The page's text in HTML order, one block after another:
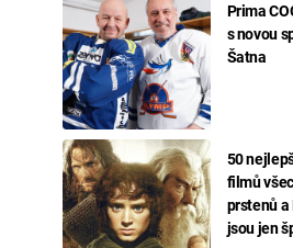
Prima
s novou
Šatna
50
filmů
prstenů a
jsou jen